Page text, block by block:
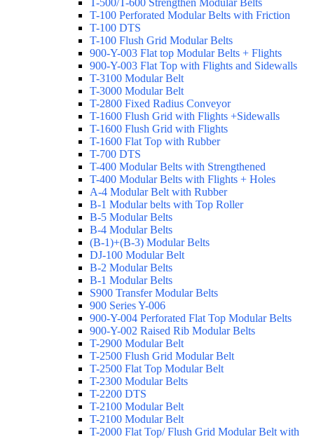
T-500/T-600 Strengthen Modular Belts
T-100 Perforated Modular Belts with Friction
T-100 DTS
T-100 Flush Grid Modular Belts
900-Y-003 Flat top Modular Belts + Flights
900-Y-003 Flat Top with Flights and Sidewalls
T-3100 Modular Belt
T-3000 Modular Belt
T-2800 Fixed Radius Conveyor
T-1600 Flush Grid with Flights +Sidewalls
T-1600 Flush Grid with Flights
T-1600 Flat Top with Rubber
T-700 DTS
T-400 Modular Belts with Strengthened
T-400 Modular Belts with Flights + Holes
A-4 Modular Belt with Rubber
B-1 Modular belts with Top Roller
B-5 Modular Belts
B-4 Modular Belts
(B-1)+(B-3) Modular Belts
DJ-100 Modular Belt
B-2 Modular Belts
B-1 Modular Belts
S900 Transfer Modular Belts
900 Series Y-006
900-Y-004 Perforated Flat Top Modular Belts
900-Y-002 Raised Rib Modular Belts
T-2900 Modular Belt
T-2500 Flush Grid Modular Belt
T-2500 Flat Top Modular Belt
T-2300 Modular Belts
T-2200 DTS
T-2100 Modular Belt
T-2100 Modular Belt
T-2000 Flat Top/ Flush Grid Modular Belt with